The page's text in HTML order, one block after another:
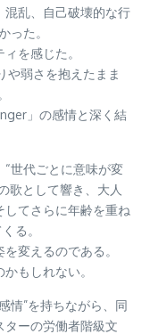
混乱、自己破壊的な行
た。
を感じた。
や弱さを抱えたまま
」の感情と深く結
“世代ごとに意味が変
歌として響き、大人
てさらに年齢を重ね
る。
変えるのである。
もしれない。
情”を持ちながら、同
ーの労働者階級文